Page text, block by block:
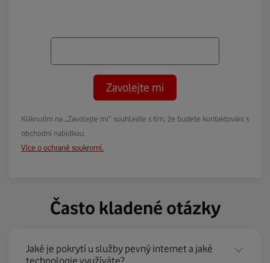
Zavolejte mi
Kliknutím na „Zavolejte mi“ souhlasíte s tím, že budete kontaktováni s
obchodní nabídkou.
Více o ochraně soukromí.
Často kladené otázky
Jaké je pokrytí u služby pevný internet a jaké
technologie využíváte?